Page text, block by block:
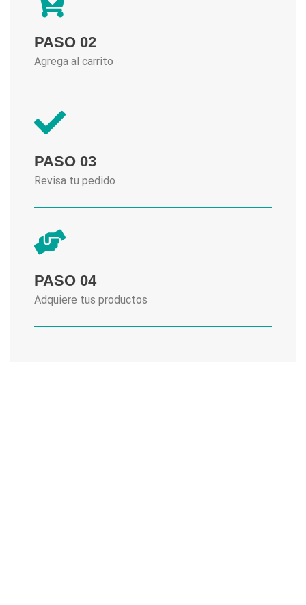
PASO 02
Agrega al carrito
PASO 03
Revisa tu pedido
PASO 04
Adquiere tus productos